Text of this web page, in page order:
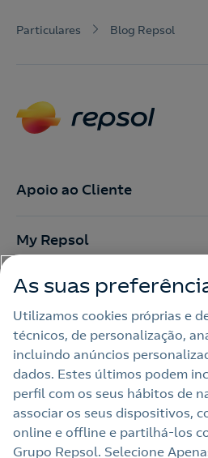
Particulares Blog Repsol
Apoio ao Cliente
My Repsol
Outras Energias
Links Úteis
Nota legal
Política de privacidade
As suas
Utilizamos cookies próprias e
técnicos, de personalização,
incluindo anúncios
dados. Estes últimos podem
perfil com os seus hábitos de
associar os seus dispositivos,
online e offline e partilhá‑los
Grupo Repsol. Selecione